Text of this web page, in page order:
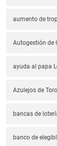
aumento de
Autogestión de
ayuda al papa
Azulejos de
bancas de
banco de